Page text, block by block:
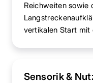
Reichweiten sowie
vertikalen Start mit
Sensorik &